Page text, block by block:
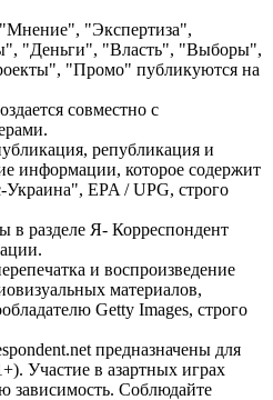
"Экспертиза",
"Деньги", "Власть", "Выборы",
"Промо" публикуются на
совместно с
републикация и
информации, которое содержит
EPA / UPG, строго
в разделе Я- Корреспондент
и воспроизведение
материалов,
Getty Images, строго
предназначены для
Участие в азартных играх
зависимость. Соблюдайте